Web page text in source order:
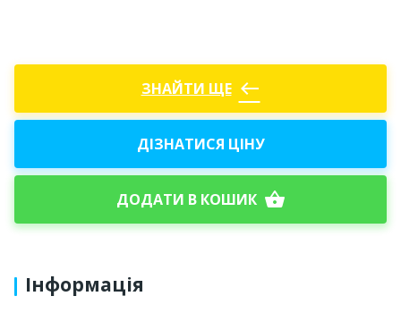
ЗНАЙТИ ЩЕ west
ДІЗНАТИСЯ ЦІНУ
ДОДАТИ В КОШИК shopping_basket
Інформація